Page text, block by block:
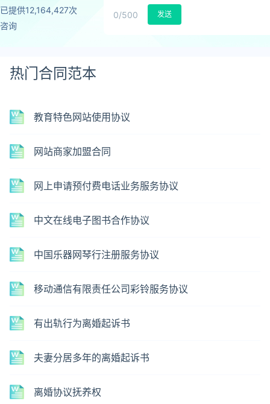
已提供12,164,427次
咨询
0/500 发送
热门合同范本
教育特色网站使用协议
网站商家加盟合同
网上申请预付费电话业务服务协议
中文在线电子图书合作协议
中国乐器网琴行注册服务协议
移动通信有限责任公司彩铃服务协议
有出轨行为离婚起诉书
夫妻分居多年的离婚起诉书
离婚协议抚养权